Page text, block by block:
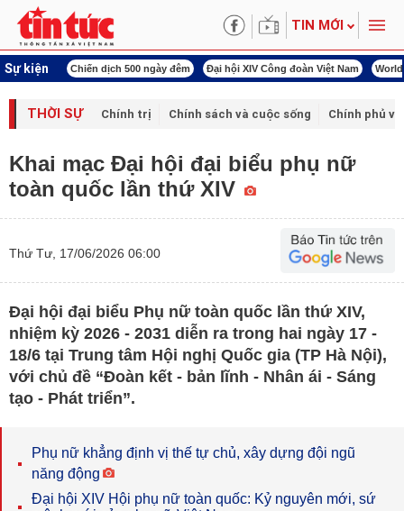
TIN MỚI
Sự kiện
mạng Chiến dịch 500 ngày đêm Đại hội XIV Công đoàn Việt Nam
THỜI SỰ Chính trị Chính sách và cuộc sống Chính phủ
Khai mạc Đại hội đại biểu phụ nữ
toàn quốc lần thứ XIV
Thứ Tư, 17/06/2026 06:00
Đại hội đại biểu Phụ nữ toàn quốc lần thứ XIV,
nhiệm kỳ 2026 - 2031 diễn ra trong hai ngày 17 -
18/6 tại Trung tâm Hội nghị Quốc gia (TP Hà Nội),
với chủ đề “Đoàn kết - bản lĩnh - Nhân ái - Sáng
tạo - Phát triển”.
Phụ nữ khẳng định vị thế tự chủ, xây dựng đội ngũ
năng động
Đại hội XIV Hội phụ nữ toàn quốc: Kỷ nguyên mới, sứ